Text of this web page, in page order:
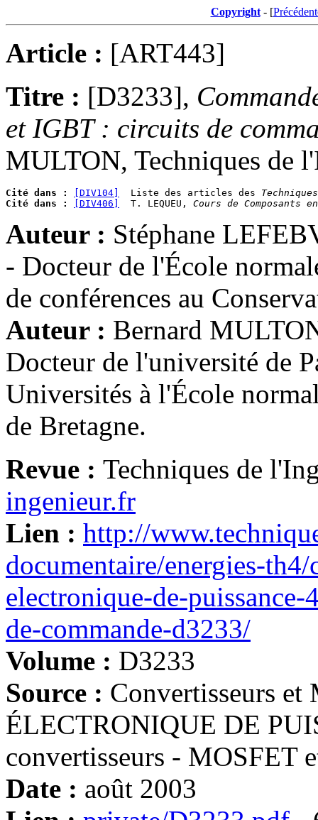
Copyright- [
Article : [ART443]
Titre : [D3233],
et IGBT : circuits de
MULTON, Techniques de
Cité dans : [DIV104]
  Liste des articles des
Cité dans :
[DIV406]
  T. LEQUEU,
Cours de Composants
Auteur : Stéphane
- Docteur de l'École
de conférences au
Auteur : Bernard
Docteur de l'université de
Universités à l'École
de Bretagne.
Revue : Techniques de
ingenieur.fr
Lien : http://
documentaire/energies-
electronique-de-
de-commande-d3233/
Volume : D3233
Source : Convertisseurs et
ÉLECTRONIQUE DE
convertisseurs - MOSFET
Date : août 2003